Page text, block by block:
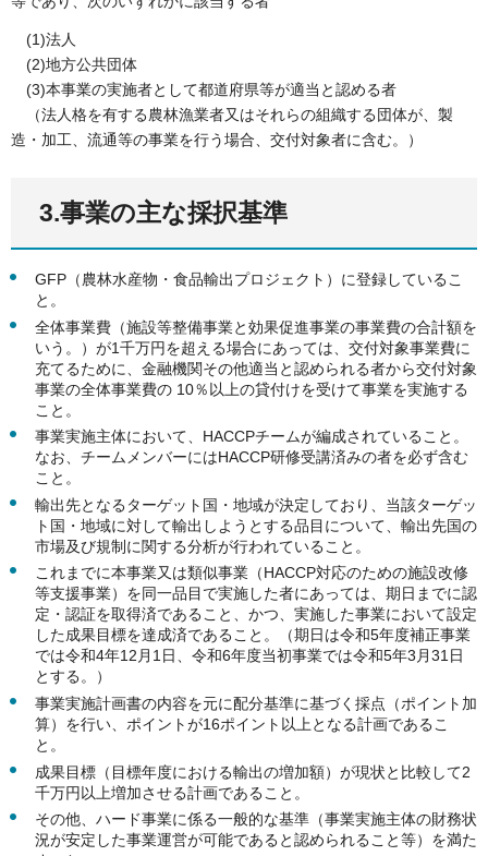
(1)法人
(2)地方公共団体
(3)本事業の実施者として都道府県等が適当と認める者
（法人格を有する農林漁業者又はそれらの組織する団体が、製
造・加工、流通等の事業を行う場合、交付対象者に含む。）
3.事業の主な採択基準
GFP（農林水産物・食品輸出プロジェクト）に登録しているこ
と。
全体事業費（施設等整備事業と効果促進事業の事業費の合計額を
いう。）が1千万円を超える場合にあっては、交付対象事業費に
充てるために、金融機関その他適当と認められる者から交付対象
事業の全体事業費の 10％以上の貸付けを受けて事業を実施する
こと。
事業実施主体において、HACCPチームが編成されていること。
なお、チームメンバーにはHACCP研修受講済みの者を必ず含む
こと。
輸出先となるターゲット国・地域が決定しており、当該ターゲッ
ト国・地域に対して輸出しようとする品目について、輸出先国の
市場及び規制に関する分析が行われていること。
これまでに本事業又は類似事業（HACCP対応のための施設改修
等支援事業）を同一品目で実施した者にあっては、期日までに認
定・認証を取得済であること、かつ、実施した事業において設定
した成果目標を達成済であること。（期日は令和5年度補正事業
では令和4年12月1日、令和6年度当初事業では令和5年3月31日
とする。）
事業実施計画書の内容を元に配分基準に基づく採点（ポイント加
算）を行い、ポイントが16ポイント以上となる計画であるこ
と。
成果目標（目標年度における輸出の増加額）が現状と比較して2
千万円以上増加させる計画であること。
その他、ハード事業に係る一般的な基準（事業実施主体の財務状
況が安定した事業運営が可能であると認められること等）を満た